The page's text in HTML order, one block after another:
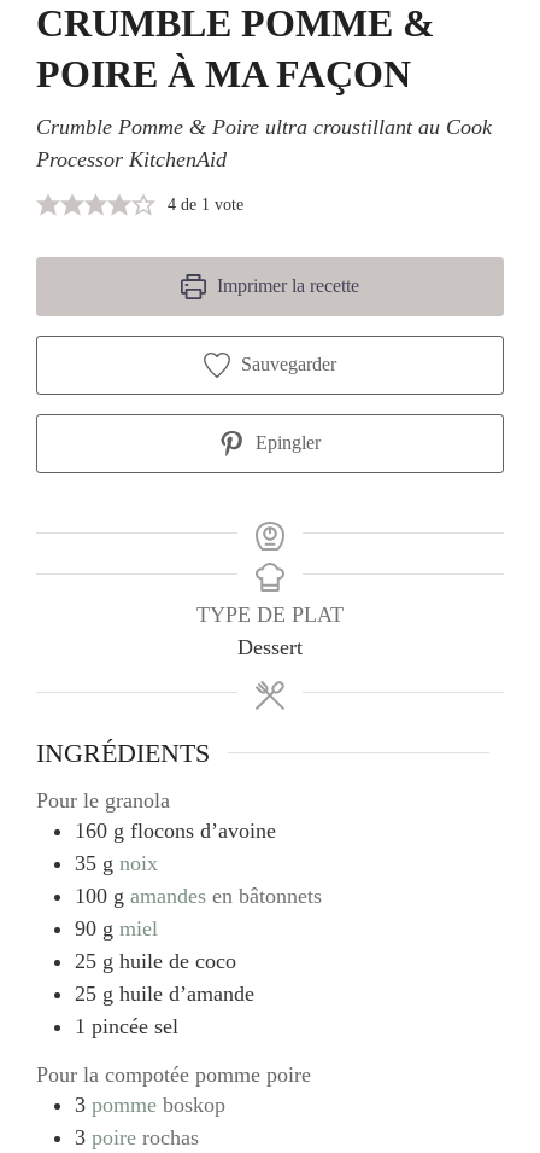
CRUMBLE POMME &
POIRE À MA FAÇON
Crumble Pomme & Poire ultra croustillant au Cook
Processor KitchenAid
4de 1 vote
Imprimer la recette
Sauvegarder
Epingler
TYPE DE PLAT
Dessert
INGRÉDIENTS
Pour le granola
160 g flocons d’avoine
35 g noix
100 g amandes en bâtonnets
90 g miel
25 g huile de coco
25 g huile d’amande
1 pincée sel
Pour la compotée pomme poire
3 pomme boskop
3 poire rochas